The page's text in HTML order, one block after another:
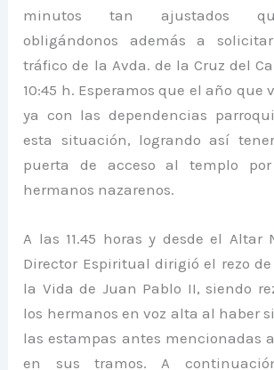
minutos tan ajustados
obligándonos además a
tráfico de la Avda. de la Cruz del
10:45 h. Esperamos que el año que
ya con las dependencias
esta situación, logrando así
puerta de acceso al templo
hermanos nazarenos.
A las 11.45 horas y desde el Altar
Director Espiritual dirigió el rezo
la Vida de Juan Pablo II, siendo
los hermanos en voz alta al haber
las estampas antes mencionadas
en sus tramos. A